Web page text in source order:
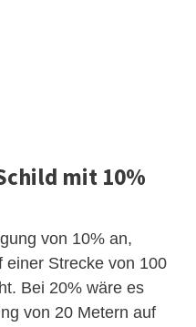
mit 10%
von 10% an,
einer Strecke von 100
Bei 20% wäre es
von 20 Metern auf